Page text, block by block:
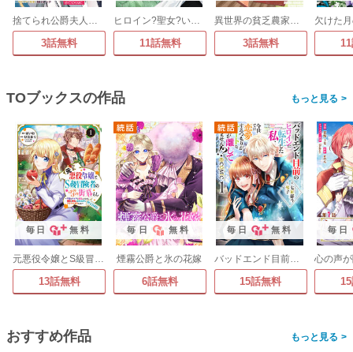
捨てられ公爵夫人は、平穏な生活をお望みのようです@COMIC
3話無料
ヒロイン?聖女?いいえ、オールワークスメイドです(誇)!@COMIC
11話無料
異世界の貧乏農家に転生したので、レンガを作って城を建てることにしました@COMIC
3話無料
TOブックスの作品 >
毎日 無料
元悪役令嬢とS級冒険者のほのぼの街暮らし～不遇なキャラに転生してたけど、理想の美女になれたからプラマイゼロだよね～@COMIC
13話無料
毎日 無料
煙霧公爵と氷の花嫁
6話無料
毎日 無料
バッドエンド目前のヒロインに転生した私、今世では恋愛するつもりがチートな兄が離してくれません!?@COMIC
15話無料
毎日
おすすめ作品 >